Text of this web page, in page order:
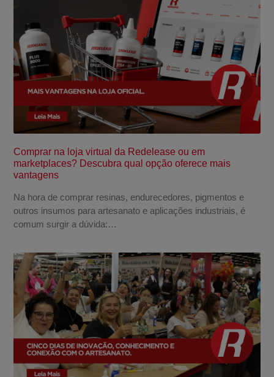
Comprar na loja virtual da Redelease ou em
marketplaces? Descubra qual opção oferece mais
vantagens
Na hora de comprar resinas, endurecedores, pigmentos e
outros insumos para artesanato e aplicações industriais, é
comum surgir a dúvida:…